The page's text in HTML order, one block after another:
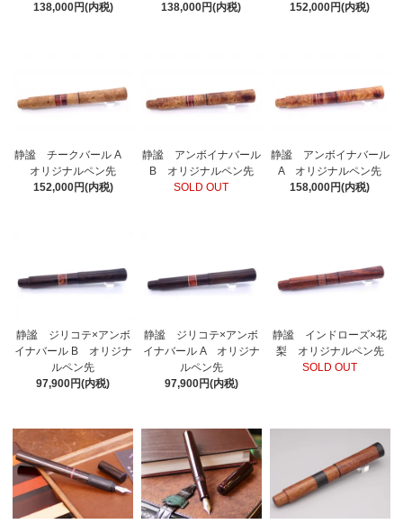
138,000円(内税)
138,000円(内税)
152,000円(内税)
静謐 チークバール A
オリジナルペン先
152,000円(内税)
静謐 アンボイナバール
B オリジナルペン先
SOLD OUT
静謐 アンボイナバール
A オリジナルペン先
158,000円(内税)
静謐 ジリコテ×アンボ
イナバール B オリジナ
ルペン先
97,900円(内税)
静謐 ジリコテ×アンボ
イナバール A オリジナ
ルペン先
97,900円(内税)
静謐 インドローズ×花
梨 オリジナルペン先
SOLD OUT